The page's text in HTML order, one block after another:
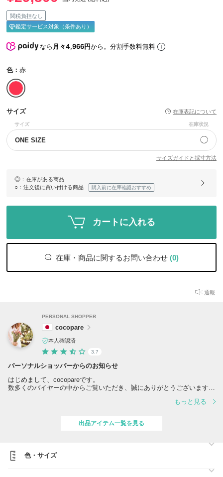
関税負担なし
鑑定サービス対象（条件あり）
なら月々4,966円から。分割手数料無料
色： 赤
サイズ 在庫表記について
サイズ 在庫状況
ONE SIZE ◯
サイズガイドと採寸方法
◎ ：在庫がある商品
○ ：注文後に買い付ける商品 購入前に在庫確認おすすめ
カートに入れる
在庫・商品に関するお問い合わせ (0)
通報
PERSONAL SHOPPER
cocopare
本人確認済
3.7
パーソナルショッパーからのお知らせ
はじめまして、cocopareです。
数多くのバイヤーの中からご覧いただき、誠にありがとうございます。
人気アイテムの品々を少しでもお安く、丁寧なお取引でお客様に喜んで
日本では入手困難なアイテムや限定品を全て直営店もしくは、正規店、
どうぞご安心してお買い物をお楽しみください。
もっと見る
出品アイテム一覧を見る
色・サイズ